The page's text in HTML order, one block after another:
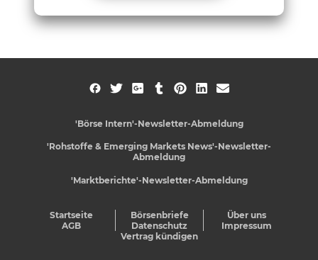
'Börse Intern'-Newsletter-Abmeldung
'Rohstoffe & Emerging Markets News'-Newsletter-
Abmeldung
'Marktberichte'-Newsletter-Abmeldung
Startseite Börsenbriefe
Über uns
AGB
Datenschutz
Impressum
Vertrag kündigen